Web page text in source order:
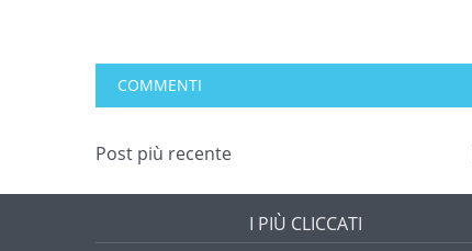
COMMENTI
Post più recente
I PIÙ CLICCATI